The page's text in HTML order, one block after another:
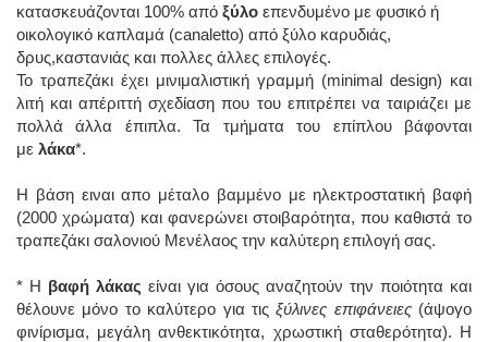
κατασκευάζονται 100% από ξύλο επενδυμένο με φυσικό ή
οικολογικό καπλαμά (canaletto) από ξύλο καρυδιάς,
δρυς,καστανιάς και πολλες άλλες επιλογές.
Το τραπεζάκι έχει μινιμαλιστική γραμμή (minimal design) και
λιτή και απέριττή σχεδίαση που του επιτρέπει να ταιριάζει με
πολλά άλλα έπιπλα. Τα τμήματα του επίπλου βάφονται
με λάκα*.
Η βάση ειναι απο μέταλο βαμμένο με ηλεκτροστατική βαφή
(2000 χρώματα) και φανερώνει στοιβαρότητα, που καθιστά το
τραπεζάκι σαλονιού Μενέλαος την καλύτερη επιλογή σας.
* Η βαφή λάκας είναι για όσους αναζητούν την ποιότητα και
θέλουνε μόνο το καλύτερο για τιςξύλινες επιφάνειες(άψογο
φινίρισμα, μεγάλη ανθεκτικότητα, χρωστική σταθερότητα). Η